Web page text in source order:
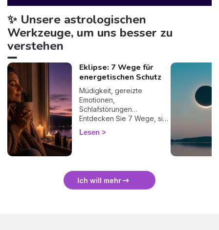
✨ Unsere astrologischen
Werkzeuge, um uns besser zu
verstehen
Eklipse: 7 Wege für
energetischen Schutz
Müdigkeit, gereizte
Emotionen,
Schlafstörungen…
Entdecken Sie 7 Wege, sich
bei einer Finsternis
energetisch zu schützen
Lesen
Ich will mehr